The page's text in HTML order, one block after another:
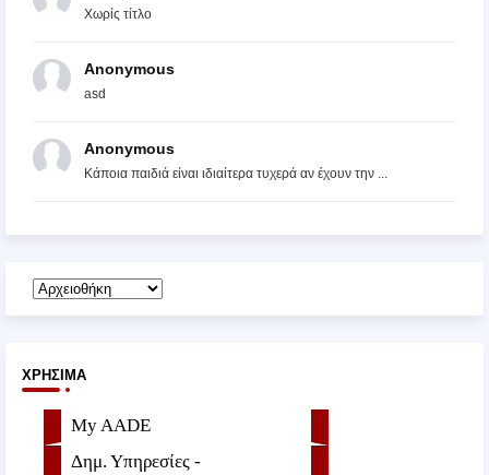
Χωρίς τίτλο
Anonymous
asd
Anonymous
Κάποια παιδιά είναι ιδιαίτερα τυχερά αν έχουν την ...
ΧΡΉΣΙΜΑ
My AADE
Δημ. Υπηρεσίες -